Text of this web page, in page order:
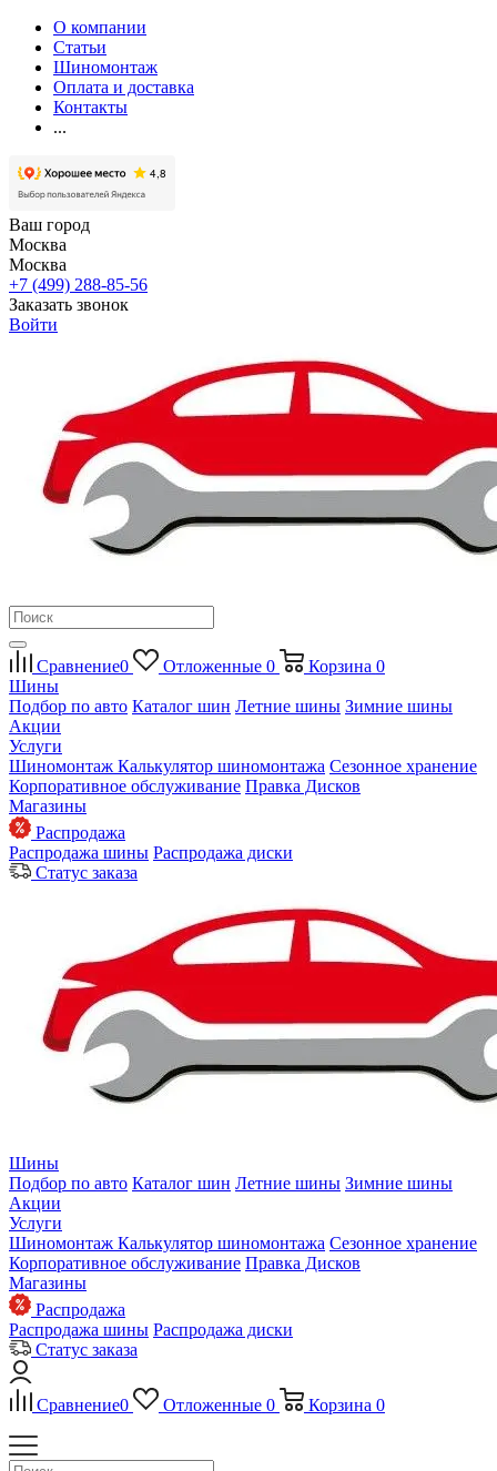
О компании
Статьи
Шиномонтаж
Оплата и доставка
Контакты
...
Ваш город
Москва
Москва
+7 (499) 288-85-56
Заказать звонок
Войти
Сравнение0 Отложенные 0 Корзина 0
Шины
Подбор по авто Каталог шин Летние шины Зимние шины
Акции
Услуги
Шиномонтаж Калькулятор шиномонтажа Сезонное хранение
Корпоративное обслуживание Правка Дисков
Магазины
Распродажа
Распродажа шины Распродажа диски
Статус заказа
Шины
Подбор по авто Каталог шин Летние шины Зимние шины
Акции
Услуги
Шиномонтаж Калькулятор шиномонтажа Сезонное хранение
Корпоративное обслуживание Правка Дисков
Магазины
Распродажа
Распродажа шины Распродажа диски
Статус заказа
Сравнение0 Отложенные 0 Корзина 0